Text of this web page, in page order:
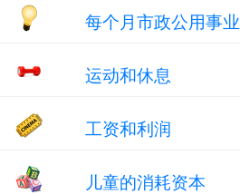
每个月市政公用事业
运动和休息
工资和利润
儿童的消耗资本